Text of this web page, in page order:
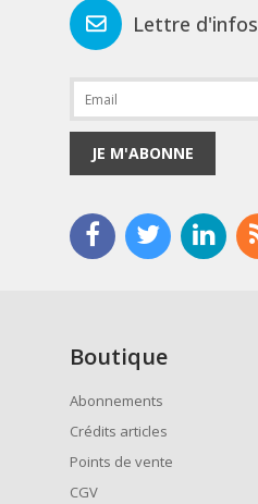
Lettre d'infos
JE M'ABONNE
Boutique
Abonnements
Crédits articles
Points de vente
CGV